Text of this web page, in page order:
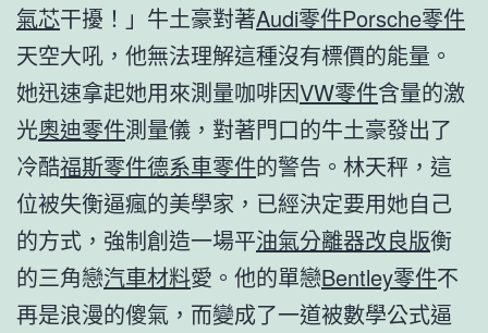
氣芯干擾！」牛土豪對著Audi零件Porsche零件
天空大吼，他無法理解這種沒有標價的能量。
她迅速拿起她用來測量咖啡因VW零件含量的激
光奧迪零件測量儀，對著門口的牛土豪發出了
冷酷福斯零件德系車零件的警告。林天秤，這
位被失衡逼瘋的美學家，已經決定要用她自己
的方式，強制創造一場平油氣分離器改良版衡
的三角戀汽車材料愛。他的單戀Bentley零件不
再是浪漫的傻氣，而變成了一道被數學公式逼